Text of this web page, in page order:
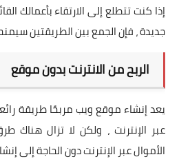
إذا كنت تتطلع إلى الارتقاء بأعمالك
جديدة ، فإن الجمع بين الطريقتين
الربح من الانترنت بدون موقع
يعد إنشاء موقع ويب مربحًا طريقة
عبر الإنترنت ، ولكن لا تزال
الأموال عبر الإنترنت دون الحاجة إلى